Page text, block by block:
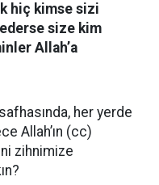
hiç kimse sizi
size kim
Allah’a
her yerde
Allah’ın (cc)
zihnimize